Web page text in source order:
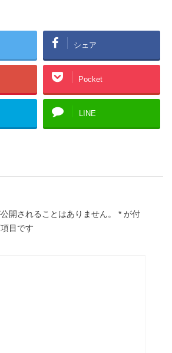
シェア
Pocket
LINE
開されることはありません。 * が付
目です